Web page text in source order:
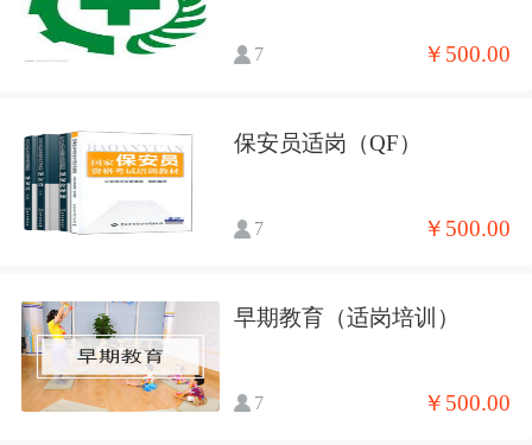
7 ￥500.00
保安员适岗（QF）
7 ￥500.00
早期教育（适岗培训）
7 ￥500.00